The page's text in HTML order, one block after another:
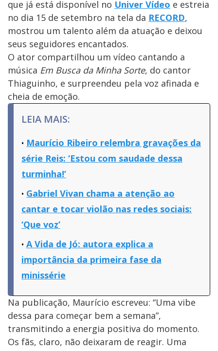
que já está disponível no Univer Vídeo e estreia
no dia 15 de setembro na tela da RECORD,
mostrou um talento além da atuação e deixou
seus seguidores encantados.
O ator compartilhou um vídeo cantando a
música Em Busca da Minha Sorte, do cantor
Thiaguinho, e surpreendeu pela voz afinada e
cheia de emoção.
LEIA MAIS:
Maurício Ribeiro relembra gravações da
série Reis: ‘Estou com saudade dessa
turminha!’
Gabriel Vivan chama a atenção ao
cantar e tocar violão nas redes sociais:
‘Que voz’
A Vida de Jó: autora explica a
importância da primeira fase da
minissérie
Na publicação, Maurício escreveu: “Uma vibe
dessa para começar bem a semana”,
transmitindo a energia positiva do momento.
Os fãs, claro, não deixaram de reagir. Uma